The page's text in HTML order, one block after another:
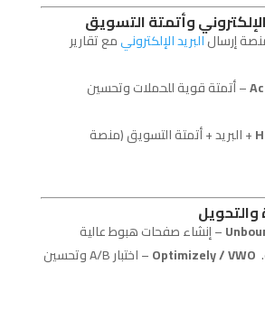
وأتمتة التسويق
إرسالالبريد الإلكترونيمع تقارير
– أتمتة قوية للحملات وتحسين
– CRM + البريد + أتمتة التسويق (منصة
والتحويل
– إنشاء صفحات هبوط عالية
Optimizely / VWO
– اختبار A/B وتحسين